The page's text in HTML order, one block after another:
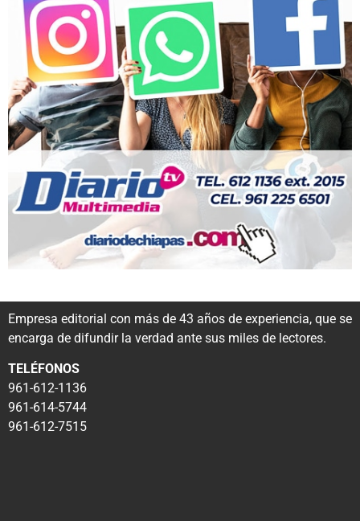
Empresa editorial con más de 43 años de experiencia, que se
encarga de difundir la verdad ante sus miles de lectores.
TELÉFONOS
961-612-1136
961-614-5744
961-612-7515